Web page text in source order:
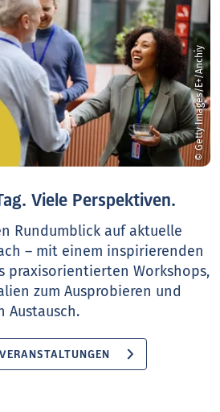
© Getty Images/E+/Anchiy
Viele Perspektiven.
Rundumblick auf aktuelle
– mit einem inspirierenden
praxisorientierten Workshops,
zum Ausprobieren und
Austausch.